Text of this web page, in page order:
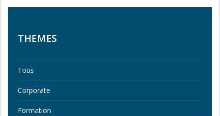
THEMES
Tous
Corporate
Formation